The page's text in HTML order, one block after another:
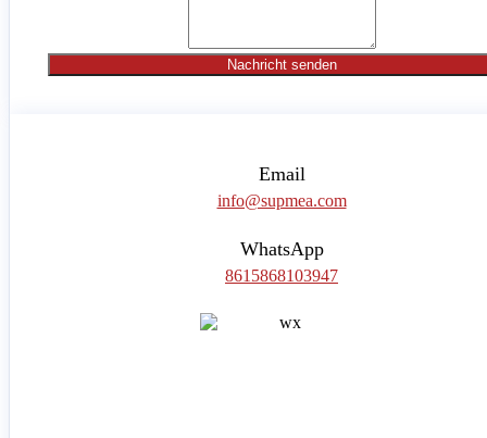
Nachricht senden
Email
info@supmea.com
WhatsApp
8615868103947